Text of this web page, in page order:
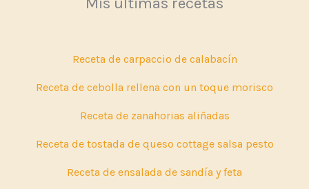
Receta de carpaccio de calabacín
Receta de cebolla rellena con un toque morisco
Receta de zanahorias aliñadas
Receta de tostada de queso cottage salsa pesto
Receta de ensalada de sandía y feta